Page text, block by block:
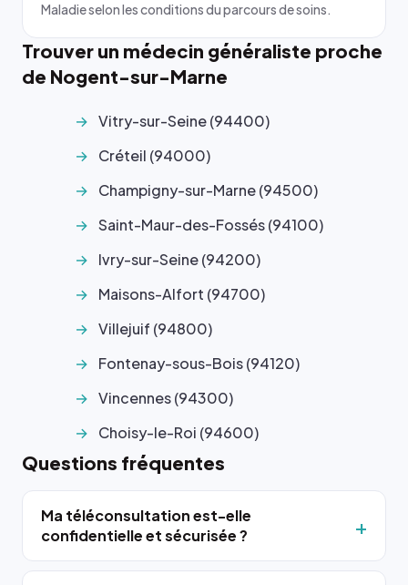
Maladie selon les conditions du parcours de soins.
Trouver un médecin généraliste proche
de Nogent-sur-Marne
Vitry-sur-Seine (94400)
Créteil (94000)
Champigny-sur-Marne (94500)
Saint-Maur-des-Fossés (94100)
Ivry-sur-Seine (94200)
Maisons-Alfort (94700)
Villejuif (94800)
Fontenay-sous-Bois (94120)
Vincennes (94300)
Choisy-le-Roi (94600)
Questions fréquentes
Ma téléconsultation est-elle
confidentielle et sécurisée ?